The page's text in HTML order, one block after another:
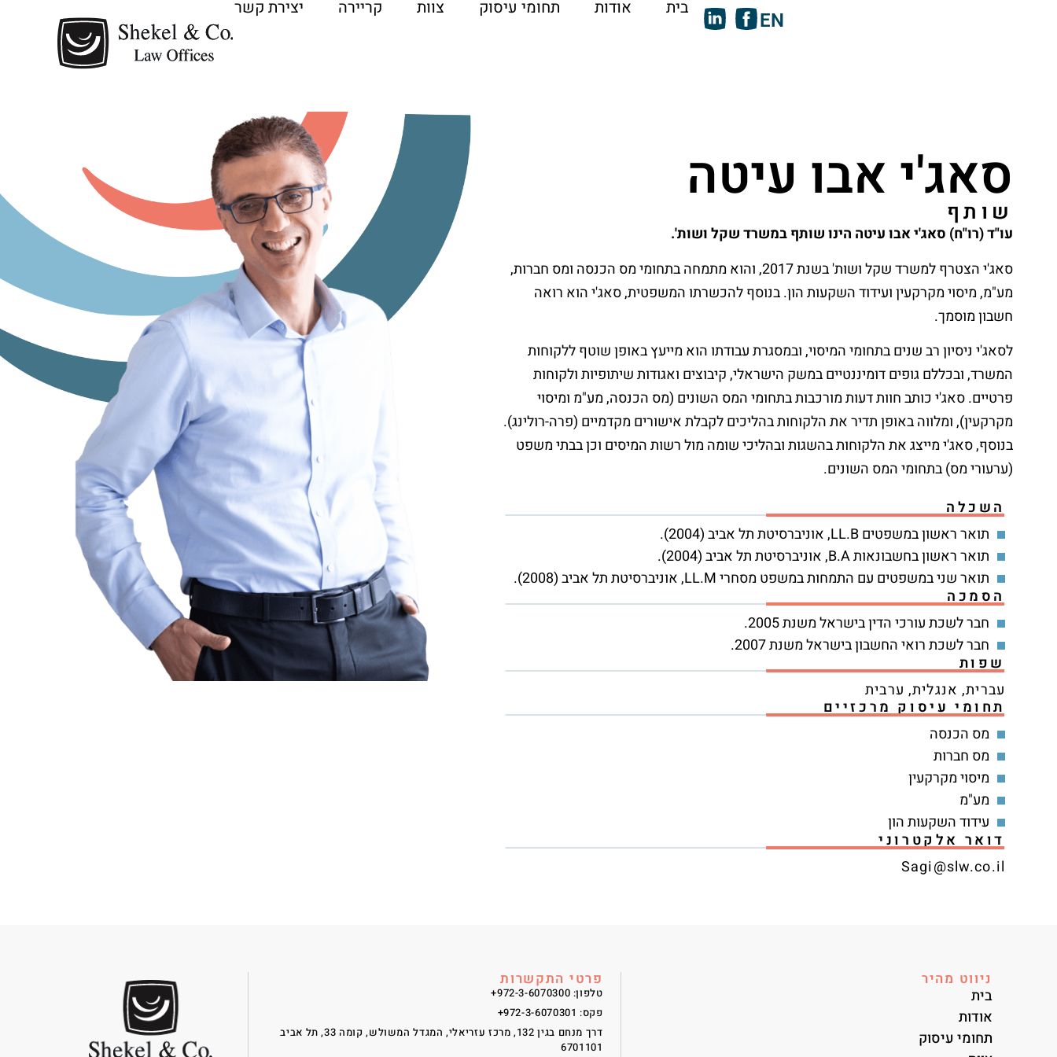
בית אודות תחומי עיסוק צוות קריירה יצירת קשר
EN
סאג'י אבו עיטה
שותף
עו"ד (רו"ח) סאג'י אבו עיטה הינו שותף במשרד שקל ושות'.
סאג'י הצטרף למשרד שקל ושות' בשנת 2017, והוא מתמחה בתחומי מס הכנסה ומס חברות,
מע"מ, מיסוי מקרקעין ועידוד השקעות הון. בנוסף להכשרתו המשפטית, סאג'י הוא רואה
חשבון מוסמך.
לסאג'י ניסיון רב שנים בתחומי המיסוי, ובמסגרת עבודתו הוא מייעץ באופן שוטף ללקוחות
המשרד, ובכללם גופים דומיננטיים במשק הישראלי, קיבוצים ואגודות שיתופיות ולקוחות
פרטיים. סאג'י כותב חוות דעות מורכבות בתחומי המס השונים (מס הכנסה, מע"מ ומיסוי
מקרקעין), ומלווה באופן תדיר את הלקוחות בהליכים לקבלת אישורים מקדמיים (פרה-רולינג).
בנוסף, סאג'י מייצג את הלקוחות בהשגות ובהליכי שומה מול רשות המיסים וכן בבתי משפט
(ערעורי מס) בתחומי המס השונים.
השכלה
תואר ראשון במשפטים LL.B, אוניברסיטת תל אביב (2004).
תואר ראשון בחשבונאות B.A, אוניברסיטת תל אביב (2004).
תואר שני במשפטים עם התמחות במשפט מסחרי LL.M, אוניברסיטת תל אביב (2008).
הסמכה
חבר לשכת עורכי הדין בישראל משנת 2005.
חבר לשכת רואי החשבון בישראל משנת 2007.
שפות
עברית, אנגלית, ערבית
תחומי עיסוק מרכזיים
מס הכנסה
מס חברות
מיסוי מקרקעין
מע"מ
עידוד השקעות הון
דואר אלקטרוני
Sagi@slw.co.il
ניווט מהיר
בית
אודות
תחומי עיסוק
פרטי התקשרות
טלפון: 972-3-6070300+
פקס: 972-3-6070301+
דרך מנחם בגין 132, מרכז עזריאלי, המגדל המשולש, קומה 33, תל אביב
6701101